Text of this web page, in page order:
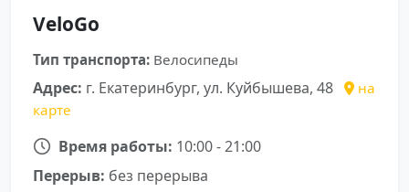
VeloGo
Тип транспорта: Велосипеды
Адрес: г. Екатеринбург, ул. Куйбышева, 48
на
карте
Время работы: 10:00 - 21:00
Перерыв: без перерыва